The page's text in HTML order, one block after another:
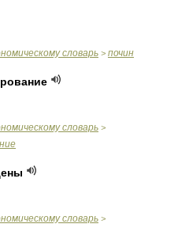
словарь > почин
словарь >
словарь >